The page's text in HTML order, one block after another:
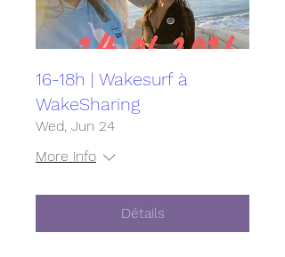
16-18h | Wakesurf à
WakeSharing
Wed, Jun 24
More info
Détails